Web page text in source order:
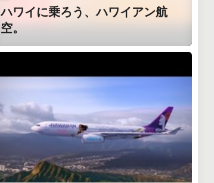
ハワイに乗ろう、ハワイアン航
空。